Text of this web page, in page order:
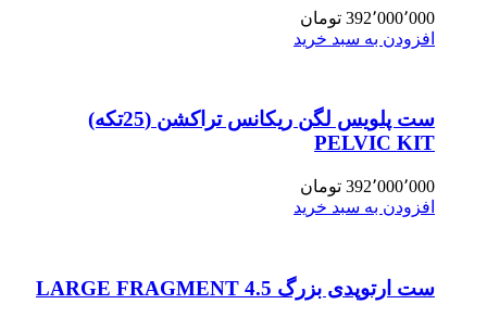
392٬000٬000 تومان
افزودن به سبد خرید
ست پلویس لگن ریکانس تراکشن (25تکه)
PELVIC KIT
392٬000٬000 تومان
افزودن به سبد خرید
ست ارتوپدی بزرگ 4.5 LARGE FRAGMENT